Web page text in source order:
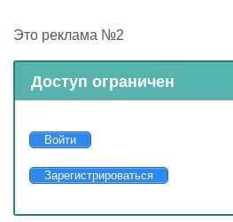
Это реклама №2
Доступ ограничен
Войти
Зарегистрироваться